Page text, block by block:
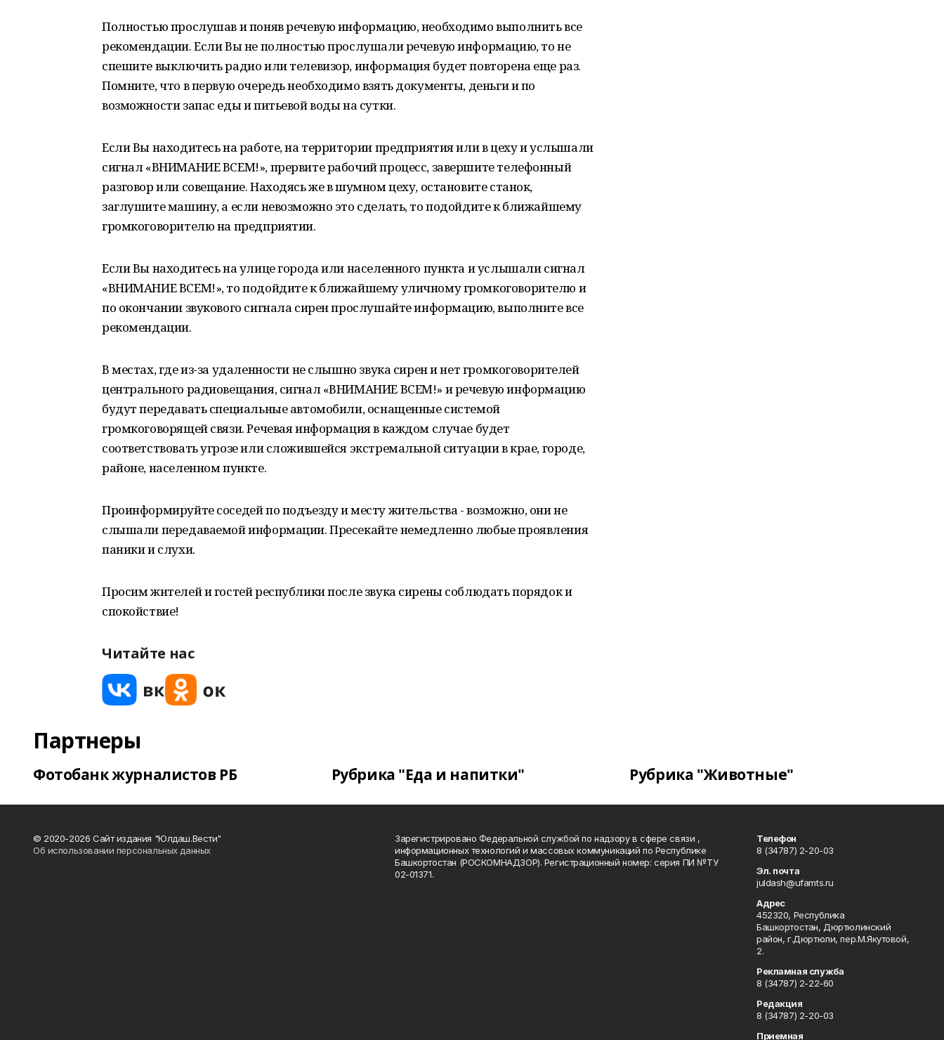
Полностью прослушав и поняв речевую информацию, необходимо выполнить все
рекомендации. Если Вы не полностью прослушали речевую информацию, то не
спешите выключить радио или телевизор, информация будет повторена еще раз.
Помните, что в первую очередь необходимо взять документы, деньги и по
возможности запас еды и питьевой воды на сутки.
Если Вы находитесь на работе, на территории предприятия или в цеху и услышали
сигнал «ВНИМАНИЕ ВСЕМ!», прервите рабочий процесс, завершите телефонный
разговор или совещание. Находясь же в шумном цеху, остановите станок,
заглушите машину, а если невозможно это сделать, то подойдите к ближайшему
громкоговорителю на предприятии.
Если Вы находитесь на улице города или населенного пункта и услышали сигнал
«ВНИМАНИЕ ВСЕМ!», то подойдите к ближайшему уличному громкоговорителю и
по окончании звукового сигнала сирен прослушайте информацию, выполните все
рекомендации.
В местах, где из-за удаленности не слышно звука сирен и нет громкоговорителей
центрального радиовещания, сигнал «ВНИМАНИЕ ВСЕМ!» и речевую информацию
будут передавать специальные автомобили, оснащенные системой
громкоговорящей связи. Речевая информация в каждом случае будет
соответствовать угрозе или сложившейся экстремальной ситуации в крае, городе,
районе, населенном пункте.
Проинформируйте соседей по подъезду и месту жительства - возможно, они не
слышали передаваемой информации. Пресекайте немедленно любые проявления
паники и слухи.
Просим жителей и гостей республики после звука сирены соблюдать порядок и
спокойствие!
Читайте нас
Партнеры
Фотобанк журналистов РБ Рубрика "Еда и напитки" Рубрика "Животные"
© 2020-2026 Сайт издания "Юлдаш.Вести"
Об использовании персональных данных
Зарегистрировано Федеральной службой по надзору в сфере связи ,
информационных технологий и массовых коммуникаций по Республике
Башкортостан (РОСКОМНАДЗОР). Регистрационный номер: серия ПИ №ТУ
02-01371.
Телефон
8 (34787) 2-20-03
Эл. почта
juldash@ufamts.ru
Адрес
452320, Республика
Башкортостан, Дюртюлинский
район, г.Дюртюли, пер.М.Якутовой,
2.
Рекламная служба
8 (34787) 2-22-60
Редакция
8 (34787) 2-20-03
Приемная